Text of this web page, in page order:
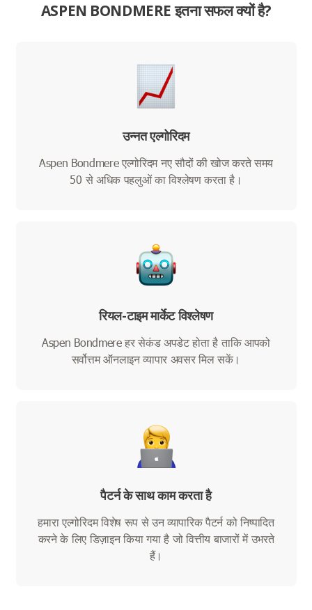
ASPEN BONDMERE इतना सफल क्यों है?
उन्नत एल्गोरिदम
Aspen Bondmere एल्गोरिदम नए सौदों की खोज करते समय
50 से अधिक पहलुओं का विश्लेषण करता है।
रियल-टाइम मार्केट विश्लेषण
Aspen Bondmere हर सेकंड अपडेट होता है ताकि आपको
सर्वोत्तम ऑनलाइन व्यापार अवसर मिल सकें।
पैटर्न के साथ काम करता है
हमारा एल्गोरिदम विशेष रूप से उन व्यापारिक पैटर्न को निष्पादित
करने के लिए डिज़ाइन किया गया है जो वित्तीय बाजारों में उभरते
हैं।